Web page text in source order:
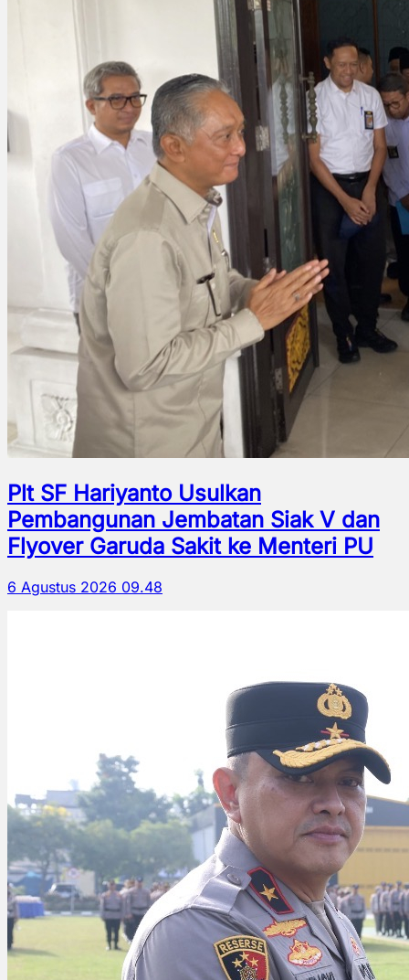
Plt SF Hariyanto Usulkan
Pembangunan Jembatan Siak V dan
Flyover Garuda Sakit ke Menteri PU
6 Agustus 2026 09.48